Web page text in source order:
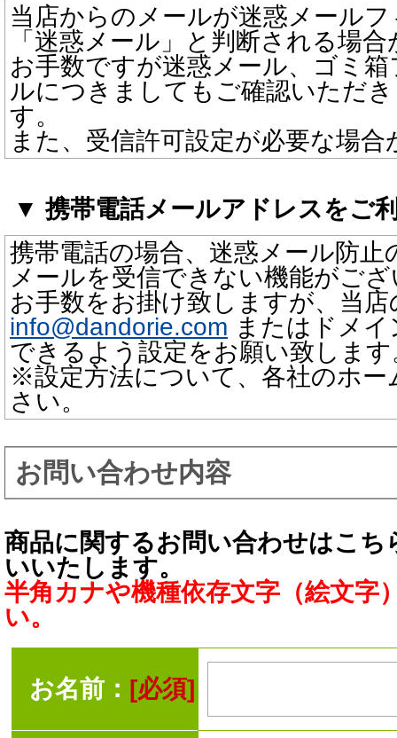
当店からのメールが迷惑メール
「迷惑メール」と判断される場
お手数ですが迷惑メール、ゴミ
ルにつきましてもご確認いただ
す。
また、受信許可設定が必要な場
▼ 携帯電話メールアドレスをご
携帯電話の場合、迷惑メール防
メールを受信できない機能がご
お手数をお掛け致しますが、当
info@dandorie.com またはドメ
できるよう設定をお願い致します
※設定方法について、各社のホー
さい。
お問い合わせ内容
商品に関するお問い合わせはこ
いいたします。
半角カナや機種依存文字（絵文字
い。
お名前： [必須]